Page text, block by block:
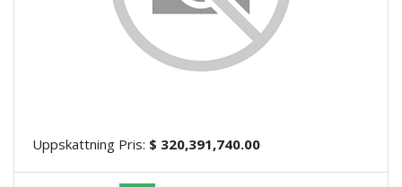
Uppskattning Pris: $ 320,391,740.00